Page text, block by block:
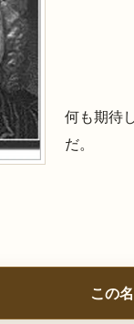
何も期待
だ。
この